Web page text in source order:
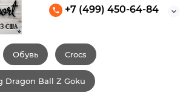
+7 (499) 450-64-84
Обувь Crocs
Dragon Ball Z Goku